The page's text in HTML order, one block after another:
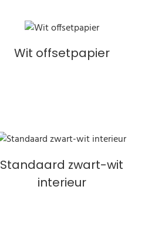
Wit offsetpapier
Standaard zwart-wit
interieur